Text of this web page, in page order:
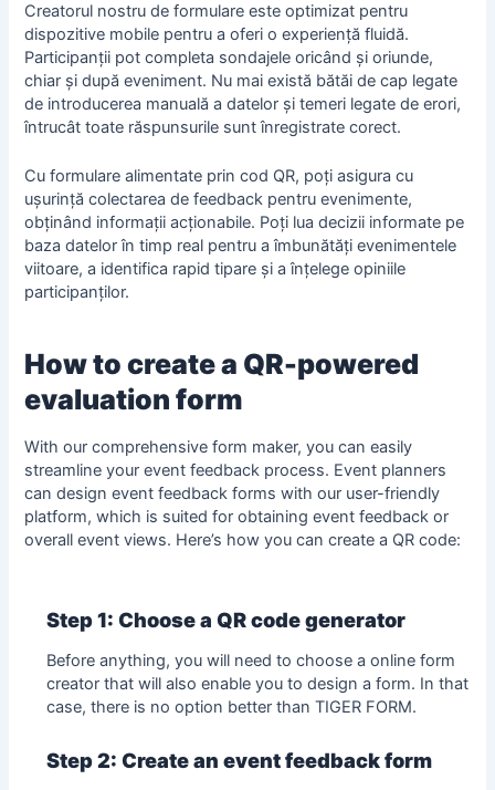
Creatorul nostru de formulare este optimizat pentru
dispozitive mobile pentru a oferi o experiență fluidă.
Participanții pot completa sondajele oricând și oriunde,
chiar și după eveniment. Nu mai există bătăi de cap legate
de introducerea manuală a datelor și temeri legate de erori,
întrucât toate răspunsurile sunt înregistrate corect.
Cu formulare alimentate prin cod QR, poți asigura cu
ușurință colectarea de feedback pentru evenimente,
obținând informații acționabile. Poți lua decizii informate pe
baza datelor în timp real pentru a îmbunătăți evenimentele
viitoare, a identifica rapid tipare și a înțelege opiniile
participanților.
How to create a QR-powered
evaluation form
With our comprehensive form maker, you can easily
streamline your event feedback process. Event planners
can design event feedback forms with our user-friendly
platform, which is suited for obtaining event feedback or
overall event views. Here’s how you can create a QR code:
Step 1: Choose a QR code generator
Before anything, you will need to choose aonline form
creator that will also enable you to design a form. In that
case, there is no option better than TIGER FORM.
Step 2: Create an event feedback form